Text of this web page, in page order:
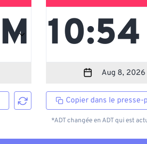
Copier dans le presse-
*ADT changée en ADT qui est